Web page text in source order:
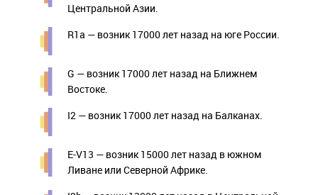
Центральной Азии.
R1a — возник 17000 лет назад на юге России.
G — возник 17000 лет назад на Ближнем
Востоке.
I2 — возник 17000 лет назад на Балканах.
E-V13 — возник 15000 лет назад в южном
Ливане или Северной Африке.